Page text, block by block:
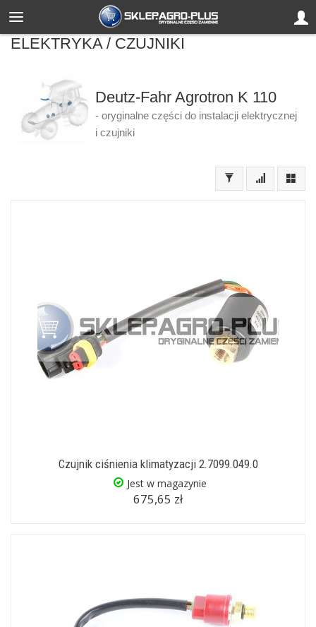
ELEKTRYKA / CZUJNIKI
Deutz-Fahr Agrotron K 110
- oryginalne części do instalacji elektrycznej
i czujniki
Czujnik ciśnienia klimatyzacji 2.7099.049.0
Jest w magazynie
675,65 zł